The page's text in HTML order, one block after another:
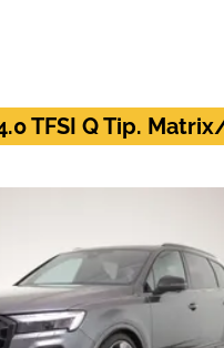
TFSI Q Tip.